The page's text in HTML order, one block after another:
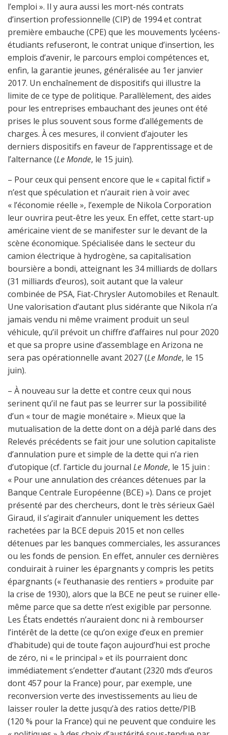
l’emploi ». Il y aura aussi les mort-nés contrats
d’insertion professionnelle (CIP) de 1994 et contrat
première embauche (CPE) que les mouvements lycéens-
étudiants refuseront, le contrat unique d’insertion, les
emplois d’avenir, le parcours emploi compétences et,
enfin, la garantie jeunes, généralisée au 1er janvier
2017. Un enchaînement de dispositifs qui illustre la
limite de ce type de politique. Parallèlement, des aides
pour les entreprises embauchant des jeunes ont été
prises le plus souvent sous forme d’allégements de
charges. À ces mesures, il convient d’ajouter les
derniers dispositifs en faveur de l’apprentissage et de
l’alternance (Le Monde, le 15 juin).
– Pour ceux qui pensent encore que le « capital fictif »
n’est que spéculation et n’aurait rien à voir avec
« l’économie réelle », l’exemple de Nikola Corporation
leur ouvrira peut-être les yeux. En effet, cette start-up
américaine vient de se manifester sur le devant de la
scène économique. Spécialisée dans le secteur du
camion électrique à hydrogène, sa capitalisation
boursière a bondi, atteignant les 34 milliards de dollars
(31 milliards d’euros), soit autant que la valeur
combinée de PSA, Fiat-Chrysler Automobiles et Renault.
Une valorisation d’autant plus sidérante que Nikola n’a
jamais vendu ni même vraiment produit un seul
véhicule, qu’il prévoit un chiffre d’affaires nul pour 2020
et que sa propre usine d’assemblage en Arizona ne
sera pas opérationnelle avant 2027 (Le Monde, le 15
juin).
– À nouveau sur la dette et contre ceux qui nous
serinent qu’il ne faut pas se leurrer sur la possibilité
d’un « tour de magie monétaire ». Mieux que la
mutualisation de la dette dont on a déjà parlé dans des
Relevés précédents se fait jour une solution capitaliste
d’annulation pure et simple de la dette qui n’a rien
d’utopique (cf. l’article du journal Le Monde, le 15 juin :
« Pour une annulation des créances détenues par la
Banque Centrale Européenne (BCE) »). Dans ce projet
présenté par des chercheurs, dont le très sérieux Gaël
Giraud, il s’agirait d’annuler uniquement les dettes
rachetées par la BCE depuis 2015 et non celles
détenues par les banques commerciales, les assurances
ou les fonds de pension. En effet, annuler ces dernières
conduirait à ruiner les épargnants y compris les petits
épargnants (« l’euthanasie des rentiers » produite par
la crise de 1930), alors que la BCE ne peut se ruiner elle-
même parce que sa dette n’est exigible par personne.
Les États endettés n’auraient donc ni à rembourser
l’intérêt de la dette (ce qu’on exige d’eux en premier
d’habitude) qui de toute façon aujourd’hui est proche
de zéro, ni « le principal » et ils pourraient donc
immédiatement s’endetter d’autant (2320 mds d’euros
dont 457 pour la France) pour, par exemple, une
reconversion verte des investissements au lieu de
laisser rouler la dette jusqu’à des ratios dette/PIB
(120 % pour la France) qui ne peuvent que conduire les